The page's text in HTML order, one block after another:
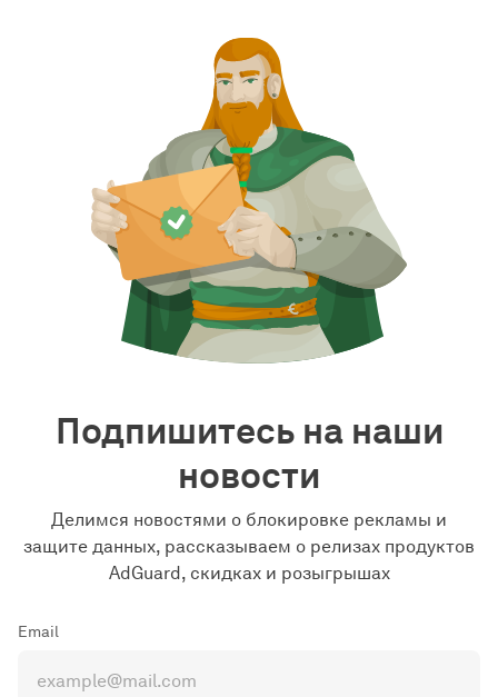
Подпишитесь на наши
новости
Делимся новостями о блокировке рекламы и
защите данных, рассказываем о релизах продуктов
AdGuard, скидках и розыгрышах
Email